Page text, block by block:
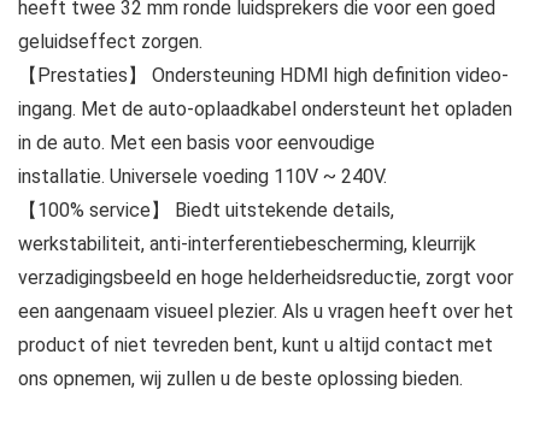
heeft twee 32 mm ronde luidsprekers die voor een goed
geluidseffect zorgen.
【Prestaties】 Ondersteuning HDMI high definition video-
ingang. Met de auto-oplaadkabel ondersteunt het opladen
in de auto. Met een basis voor eenvoudige
installatie. Universele voeding 110V ~ 240V.
【100% service】 Biedt uitstekende details,
werkstabiliteit, anti-interferentiebescherming, kleurrijk
verzadigingsbeeld en hoge helderheidsreductie, zorgt voor
een aangenaam visueel plezier. Als u vragen heeft over het
product of niet tevreden bent, kunt u altijd contact met
ons opnemen, wij zullen u de beste oplossing bieden.